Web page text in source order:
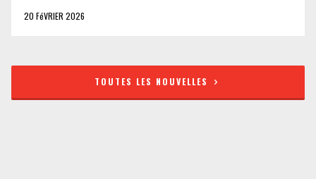
20 FéVRIER 2026
TOUTES LES NOUVELLES